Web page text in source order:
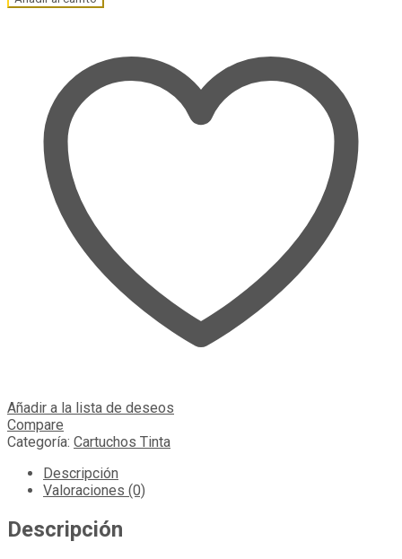
Añadir a la lista de deseos
Compare
Categoría: Cartuchos Tinta
Descripción
Valoraciones (0)
Descripción